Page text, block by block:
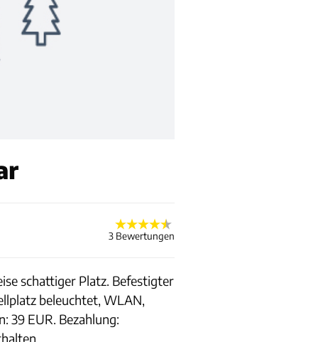
3 Bewertungen
schattiger Platz. Befestigter
beleuchtet, WLAN,
39 EUR. Bezahlung: